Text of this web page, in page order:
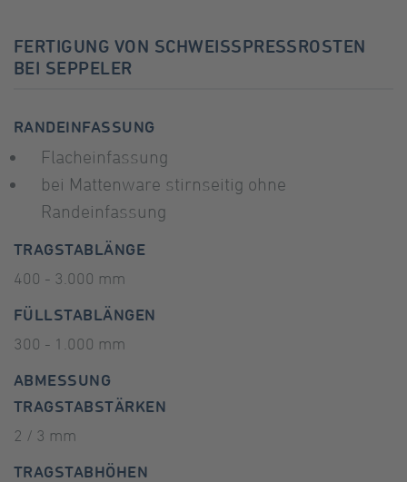
FERTIGUNG VON SCHWEISSPRESSROSTEN B
EI SEPPELER
RANDEINFASSUNG
Flacheinfassung
bei Mattenware stirnseitig ohne
Randeinfassung
TRAGSTABLÄNGE
400 - 3.000 mm
FÜLLSTABLÄNGEN
300 - 1.000 mm
ABMESSUNG
TRAGSTABSTÄRKEN
2 / 3 mm
TRAGSTABHÖHEN